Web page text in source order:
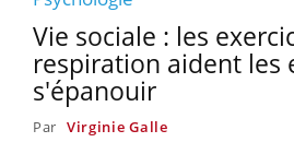
Vie sociale : les
respiration aident les
s'épanouir
Par Virginie Galle